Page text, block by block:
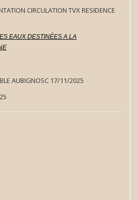
CIRCULATION TVX RESIDENCE
EAUX DESTINÉES A LA
AUBIGNOSC 17/11/2025